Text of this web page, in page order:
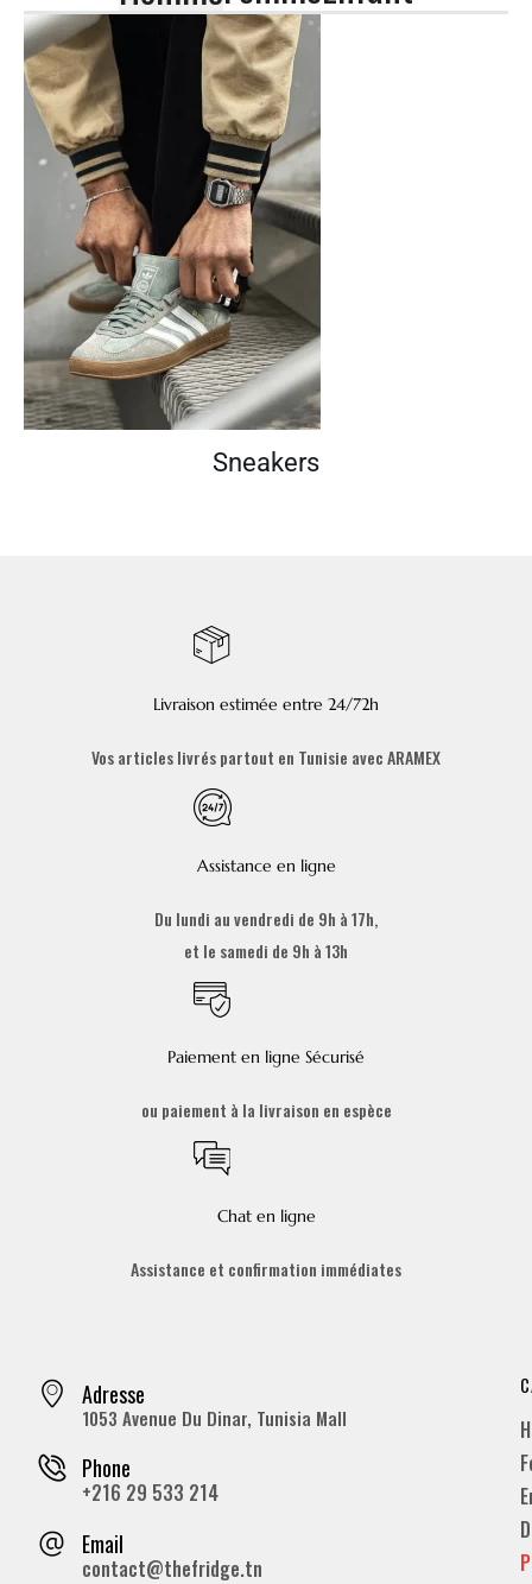
Sneakers
Livraison estimée entre 24/72h
Vos articles livrés partout en Tunisie avec ARAMEX
Assistance en ligne
Du lundi au vendredi de 9h à 17h,
et le samedi de 9h à 13h
Paiement en ligne Sécurisé
ou paiement à la livraison en espèce
Chat en ligne
Assistance et confirmation immédiates
Adresse
1053 Avenue Du Dinar, Tunisia Mall
Phone
+216 29 533 214
Email
contact@thefridge.tn